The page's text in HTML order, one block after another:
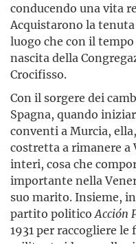
conducendo una vita
Acquistarono la tenuta
luogo che con il
nascita della
Crocifisso.
Con il sorgere dei
Spagna, quando
conventi a Murcia,
costretta a rimanere a
interi, cosa che
importante nella
suo marito. Insieme,
partito politicoAcción
1931 per raccogliere